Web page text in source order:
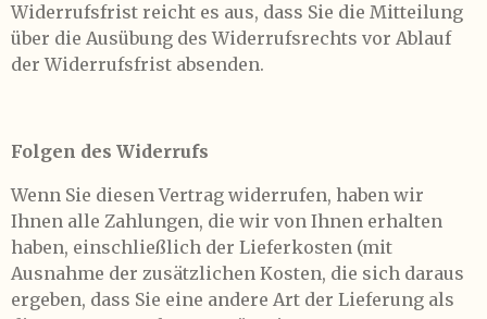
Widerrufsfrist reicht es aus, dass Sie die Mitteilung
über die Ausübung des Widerrufsrechts vor Ablauf
der Widerrufsfrist absenden.
Folgen des Widerrufs
Wenn Sie diesen Vertrag widerrufen, haben wir
Ihnen alle Zahlungen, die wir von Ihnen erhalten
haben, einschließlich der Lieferkosten (mit
Ausnahme der zusätzlichen Kosten, die sich daraus
ergeben, dass Sie eine andere Art der Lieferung als